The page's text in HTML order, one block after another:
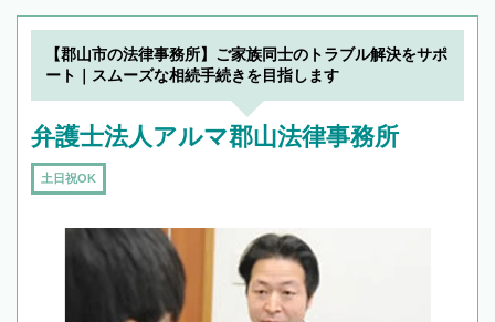
【郡山市の法律事務所】ご家族同士のトラブル解決をサポ
ート｜スムーズな相続手続きを目指します
弁護士法人アルマ郡山法律事務所
土日祝OK